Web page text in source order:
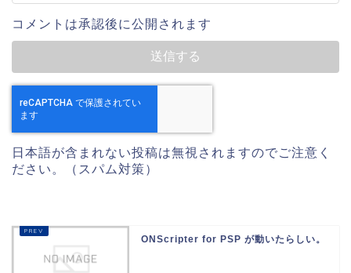
コメントは承認後に公開されます
日本語が含まれない投稿は無視されますのでご注意く
ださい。（スパム対策）
ONScripter for PSP が動いたらしい。